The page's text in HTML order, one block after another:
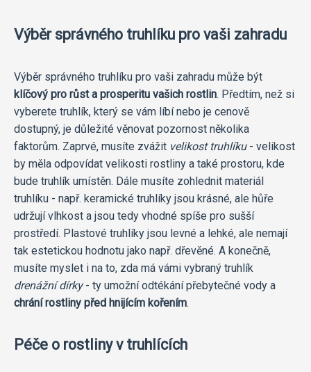
Výběr správného truhlíku pro vaši zahradu
Výběr správného truhlíku pro vaši zahradu může být
klíčový pro růst a prosperitu vašich rostlin. Předtím, než si
vyberete truhlík, který se vám líbí nebo je cenově
dostupný, je důležité věnovat pozornost několika
faktorům. Zaprvé, musíte zvážit velikost truhlíku- velikost
by měla odpovídat velikosti rostliny a také prostoru, kde
bude truhlík umístěn. Dále musíte zohlednit materiál
truhlíku - např. keramické truhlíky jsou krásné, ale hůře
udržují vlhkost a jsou tedy vhodné spíše pro sušší
prostředí. Plastové truhlíky jsou levné a lehké, ale nemají
tak estetickou hodnotu jako např. dřevěné. A konečně,
musíte myslet i na to, zda má vámi vybraný truhlík
drenážní dírky- ty umožní odtékání přebytečné vody a
chrání rostliny před hnijícím kořením.
Péče o rostliny v truhlících